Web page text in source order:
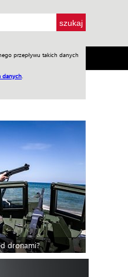
przepływu takich danych
danych
w WIW
dronami?